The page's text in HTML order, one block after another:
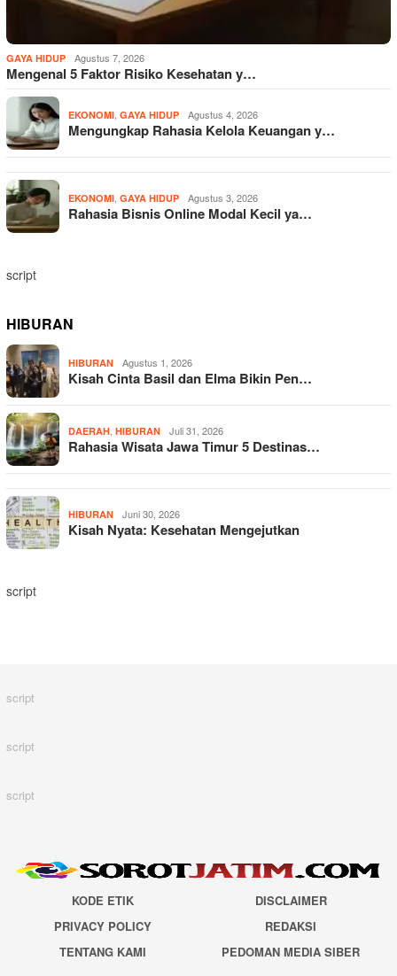
GAYA HIDUP Agustus 7, 2026
Mengenal 5 Faktor Risiko Kesehatan y…
EKONOMI, GAYA HIDUP Agustus 4, 2026
Mengungkap Rahasia Kelola Keuangan y…
EKONOMI, GAYA HIDUP Agustus 3, 2026
Rahasia Bisnis Online Modal Kecil ya…
script
HIBURAN
HIBURAN Agustus 1, 2026
Kisah Cinta Basil dan Elma Bikin Pen…
DAERAH, HIBURAN Juli 31, 2026
Rahasia Wisata Jawa Timur 5 Destinas…
HIBURAN Juni 30, 2026
Kisah Nyata: Kesehatan Mengejutkan
script
script
script
script
KODE ETIK
DISCLAIMER
PRIVACY POLICY
REDAKSI
TENTANG KAMI
PEDOMAN MEDIA SIBER